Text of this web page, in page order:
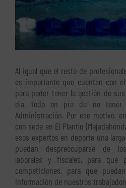
Al igual que el resto de
es importante que cuenten con
para poder tener la gestión de
día, todo en pro de no tener
Administración. Por ese motivo, en
con sede en El Plantío
esos expertos en deporte una
puedan despreocuparse de
laborales y fiscales, para que
competiciones, para que
información de nuestros